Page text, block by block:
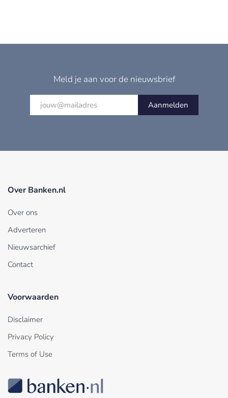
Meld je aan voor de nieuwsbrief
Aanmelden
Over Banken.nl
Over ons
Adverteren
Nieuwsarchief
Contact
Voorwaarden
Disclaimer
Privacy Policy
Terms of Use